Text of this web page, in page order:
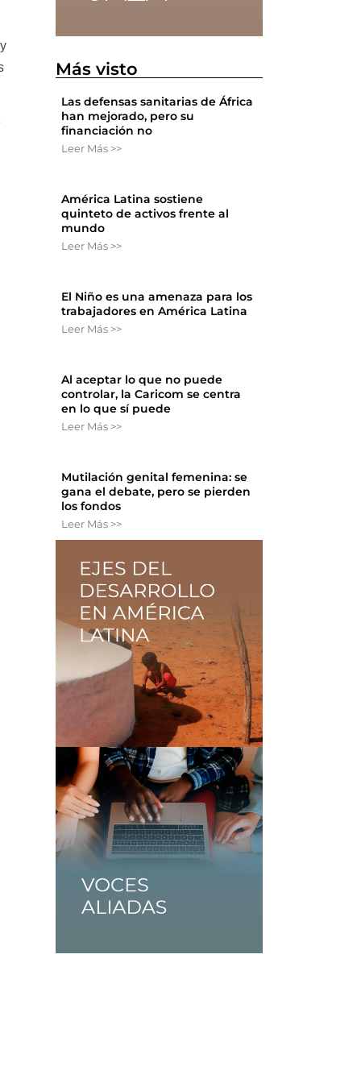
Más visto
Las defensas sanitarias de África
han mejorado, pero su
financiación no
Leer Más >>
América Latina sostiene
quinteto de activos frente al
mundo
Leer Más >>
El Niño es una amenaza para los
trabajadores en América Latina
Leer Más >>
Al aceptar lo que no puede
controlar, la Caricom se centra
en lo que sí puede
Leer Más >>
Mutilación genital femenina: se
gana el debate, pero se pierden
los fondos
Leer Más >>